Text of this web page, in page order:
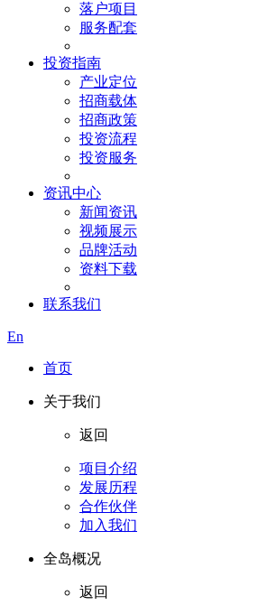
落户项目
服务配套
投资指南
产业定位
招商载体
招商政策
投资流程
投资服务
资讯中心
新闻资讯
视频展示
品牌活动
资料下载
联系我们
En
首页
关于我们
返回
项目介绍
发展历程
合作伙伴
加入我们
全岛概况
返回